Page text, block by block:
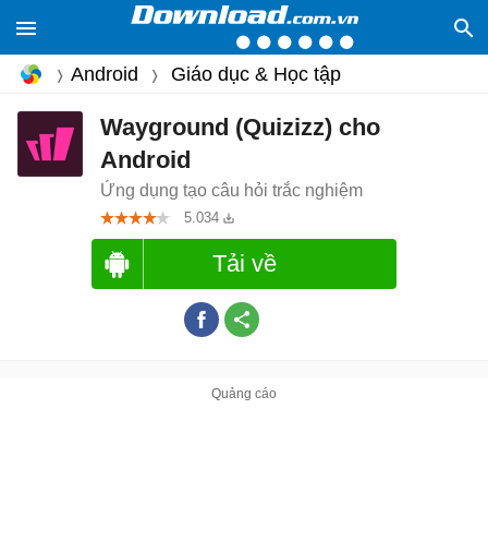
Android Giáo dục & Học tập
Wayground (Quizizz) cho
Android
Ứng dụng tạo câu hỏi trắc nghiệm
5.034
Tải về